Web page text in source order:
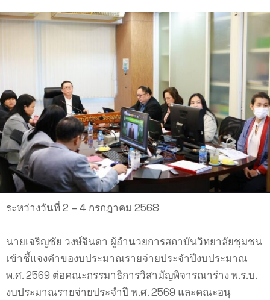
ระหว่างวันที่ 2 – 4 กรกฎาคม 2568
นายเจริญชัย วงษ์จินดา ผู้อำนวยการสถาบันวิทยาลัยชุมชน
เข้าชี้แจงคำของบประมาณรายจ่ายประจำปีงบประมาณ
พ.ศ. 2569 ต่อคณะกรรมาธิการวิสามัญพิจารณาร่าง พ.ร.บ.
งบประมาณรายจ่ายประจำปี พ.ศ. 2569 และคณะอนุ